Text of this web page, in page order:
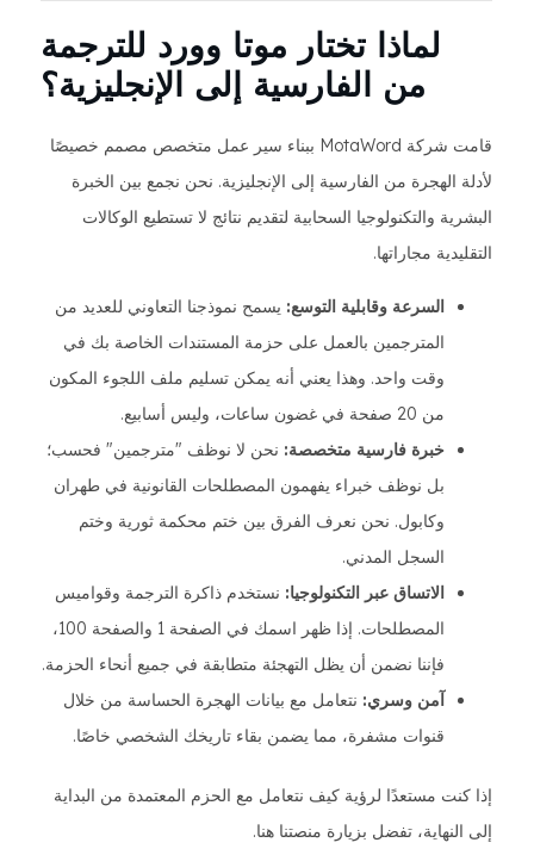
لماذا تختار موتا وورد للترجمة
من الفارسية إلى الإنجليزية؟
قامت شركة MotaWord ببناء سير عمل متخصص مصمم خصيصًا
لأدلة الهجرة من الفارسية إلى الإنجليزية. نحن نجمع بين الخبرة
البشرية والتكنولوجيا السحابية لتقديم نتائج لا تستطيع الوكالات
التقليدية مجاراتها.
السرعة وقابلية التوسع: يسمح نموذجنا التعاوني للعديد من
المترجمين بالعمل على حزمة المستندات الخاصة بك في
وقت واحد. وهذا يعني أنه يمكن تسليم ملف اللجوء المكون
من 20 صفحة في غضون ساعات، وليس أسابيع.
خبرة فارسية متخصصة: نحن لا نوظف "مترجمين" فحسب؛
بل نوظف خبراء يفهمون المصطلحات القانونية في طهران
وكابول. نحن نعرف الفرق بين ختم محكمة ثورية وختم
السجل المدني.
الاتساق عبر التكنولوجيا: نستخدم ذاكرة الترجمة وقواميس
المصطلحات. إذا ظهر اسمك في الصفحة 1 والصفحة 100،
فإننا نضمن أن يظل التهجئة متطابقة في جميع أنحاء الحزمة.
آمن وسري: نتعامل مع بيانات الهجرة الحساسة من خلال
قنوات مشفرة، مما يضمن بقاء تاريخك الشخصي خاصًا.
إذا كنت مستعدًا لرؤية كيف نتعامل مع الحزم المعتمدة من البداية
إلى النهاية، تفضل بزيارة منصتنا هنا.